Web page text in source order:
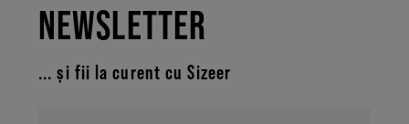
NEWSLETTER
... și fii la curent cu Sizeer